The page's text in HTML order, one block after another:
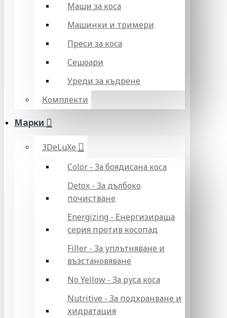
Маши за коса
Машинки и тримери
Преси за коса
Сешоари
Уреди за къдрене
Комплекти
Марки
3DeLuXe
Color - За боядисана коса
Detox - За дълбоко
почистване
Energizing - Енергизираща
серия против косопад
Filler - За уплътняване и
възстановяване
No Yellow - За руса коса
Nutritive - За подхранване и
хидратация